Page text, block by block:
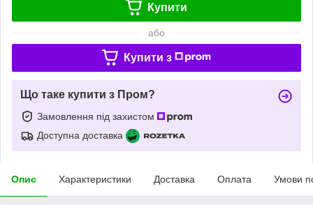
Купити
або
Купити з
Що таке купити з Пром?
Замовлення під захистом
Доступна доставка
Опис Характеристики Доставка Оплата Умови